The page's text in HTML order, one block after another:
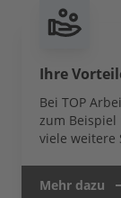
Ihre
Bei TOP
zum
viele weitere
Mehr dazu